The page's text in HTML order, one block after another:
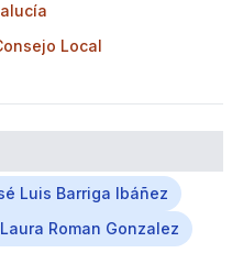
Local
Luis Barriga Ibáñez
Laura Roman Gonzalez